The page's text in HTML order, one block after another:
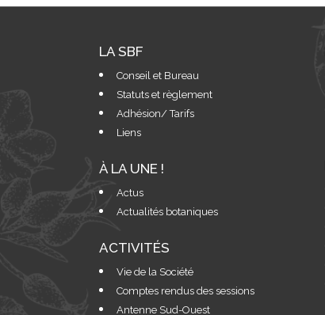
LA SBF
Conseil et Bureau
Statuts et règlement
Adhésion/ Tarifs
Liens
À LA UNE !
Actus
Actualités botaniques
ACTIVITÉS
Vie de la Société
Comptes rendus des sessions
Antenne Sud-Ouest